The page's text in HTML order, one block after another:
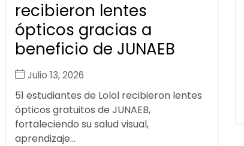
recibieron lentes
ópticos gracias a
beneficio de JUNAEB
Julio 13, 2026
51 estudiantes de Lolol recibieron lentes
ópticos gratuitos de JUNAEB,
fortaleciendo su salud visual,
aprendizaje...